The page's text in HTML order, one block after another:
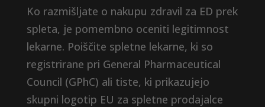
Ko razmišljate o nakupu zdravil za ED prek
spleta, je pomembno oceniti legitimnost
lekarne. Poiščite spletne lekarne, ki so
registrirane pri General Pharmaceutical
Council (GPhC) ali tiste, ki prikazujejo
skupni logotip EU za spletne prodajalce